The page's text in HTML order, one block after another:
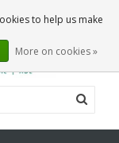
0 Articles
to help us make
More on cookies »